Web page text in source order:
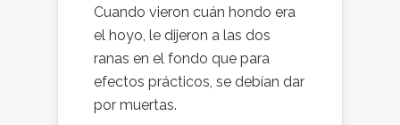
Cuando vieron cuán hondo era
el hoyo, le dijeron a las dos
ranas en el fondo que para
efectos prácticos, se debían dar
por muertas.